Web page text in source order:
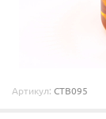
Артикул: CTB095